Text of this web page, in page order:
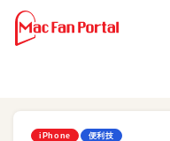
iPhone 便利技